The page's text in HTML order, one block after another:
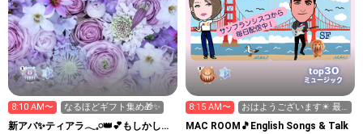
8:10 AM〜 なるほどギフト集め🎁✨
新アバ✨ティアラ𓂃𓈒𓏸︎︎︎︎👑︎💕︎もしかして
top30
ミュージック
8:15 AM〜
おはようございます☀ 最
終日！次枠21:05〜
MAC ROOM🎵English Songs & Talk